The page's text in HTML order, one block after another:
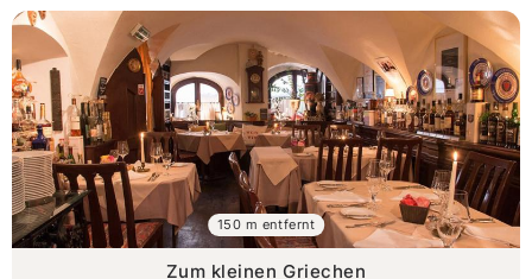
Zum kleinen Griechen
150 m entfernt